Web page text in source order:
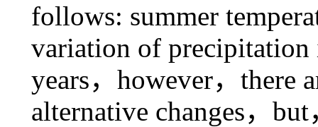
follows: summer
variation of precipitation
years，however，there
alternative changes，